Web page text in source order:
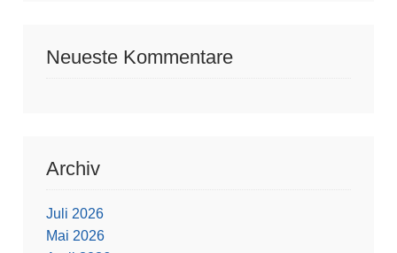
Neueste Kommentare
Archiv
Juli 2026
Mai 2026